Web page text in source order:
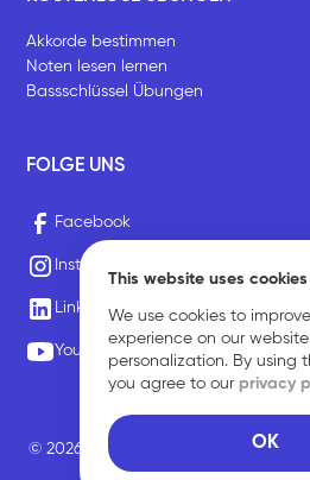
This website uses cookies
We use cookies to
experience on our
personalization. By using
you agree to our privacy
OK
Akkorde bestimmen
Noten lesen lernen
Bassschlüssel Übungen
FOLGE UNS
Facebook
Instagram
LinkedIn
Youtube
© 2026 Sirius Music